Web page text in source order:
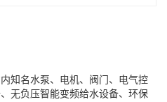
知名水泵、电机、阀门、电气控
无负压智能变频给水设备、环保